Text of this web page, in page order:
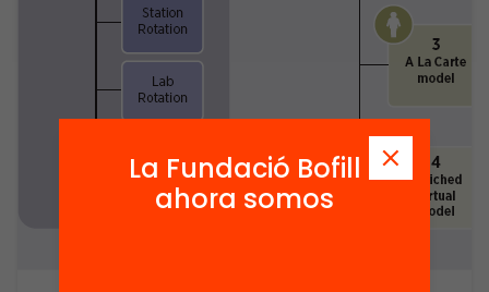
La Fundació Bofill
ahora somos